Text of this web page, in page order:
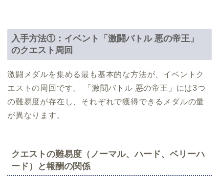
入手方法①：イベント「激闘バトル 悪の帝王」
のクエスト周回
激闘メダルを集める最も基本的な方法が、イベントク
エストの周回です。 「激闘バトル 悪の帝王」には3つ
の難易度が存在し、それぞれで獲得できるメダルの量
が異なります。
クエストの難易度（ノーマル、ハード、ベリーハ
ード）と報酬の関係